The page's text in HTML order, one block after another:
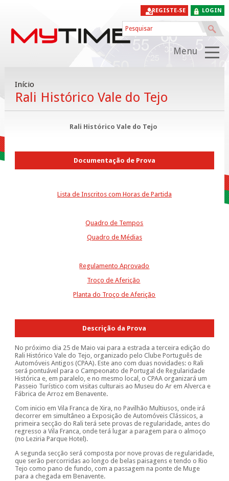
LOGIN
REGISTE-SE
Menu
Início
Rali Histórico Vale do Tejo
Rali Histórico Vale do Tejo
Documentação de Prova
Lista de Inscritos com Horas de Partida
Quadro de Tempos
Quadro de Médias
Regulamento Aprovado
Troço de Aferição
Planta do Troço de Aferição
Descrição da Prova
No próximo dia 25 de Maio vai para a estrada a terceira edição do
Rali Histórico Vale do Tejo, organizado pelo Clube Português de
Automóveis Antigos (CPAA). Este ano com duas novidades: o Rali
será pontuável para o Campeonato de Portugal de Regularidade
Histórica e, em paralelo, e no mesmo local, o CPAA organizará um
Passeio Turístico com visitas culturais ao Museu do Ar em Alverca e
Fábrica de Arroz em Benavente.
Com inicio em Vila Franca de Xira, no Pavilhão Multiusos, onde irá
decorrer em simultâneo a Exposição de Automóveis Clássicos, a
primeira secção do Rali terá sete provas de regularidade, antes do
regresso a Vila Franca, onde terá lugar a paragem para o almoço
(no Leziria Parque Hotel).
A segunda secção será composta por nove provas de regularidade,
que serão percorridas ao longo de belas paisagens e tendo o Rio
Tejo como pano de fundo, com a passagem na ponte de Muge
para a chegada em Benavente.